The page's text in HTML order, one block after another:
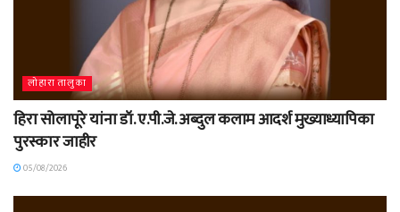
लोहारा तालुका
हिरा सोलापूरे यांना डॉ. ए.पी.जे. अब्दुल कलाम आदर्श मुख्याध्यापिका
पुरस्कार जाहीर
05/08/2026